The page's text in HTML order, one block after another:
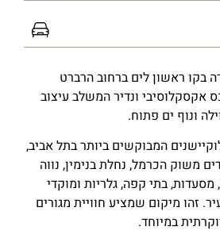
בקו ראשון לים ברחוב הרברט
נכס אקסקלוסיבי ונדיר המשלב עיצוב
ונוף ים פתוח.
המבוקשים ביותר בתל אביב,
משוק הכרמל, נחלת בנימין, נווה
בתי קפה, גלריות ומוקדי
זהו מיקום שמציע חוויית מגורים
במיוחד.